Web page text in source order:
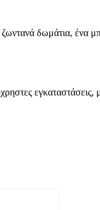
δωμάτια, ένα
εγκαταστάσεις,